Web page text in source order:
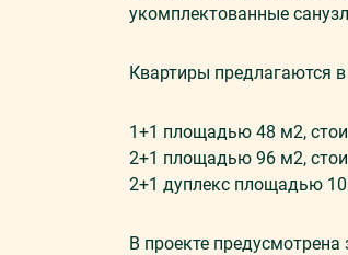
укомплектованные
Квартиры предлагаются
1+1 площадью 48 м2,
2+1 площадью 96 м2,
2+1 дуплекс площадью
В проекте